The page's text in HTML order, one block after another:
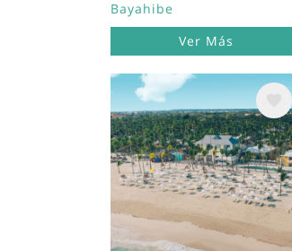
Bayahibe
Ver Más
Image